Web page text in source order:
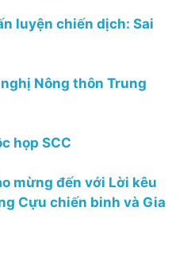
luyện chiến dịch: Sai
Nông thôn Trung
họp SCC
mừng đến với Lời kêu
Cựu chiến binh và Gia